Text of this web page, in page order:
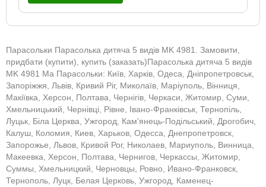
Парасольки Парасолька дитяча 5 видів MK 4981. Замовити,
придбати (купити), купить (заказать)Парасолька дитяча 5 видів
MK 4981 Ма Парасольки: Київ, Харків, Одеса, Дніпропетровськ,
Запоріжжя, Львів, Кривий Ріг, Миколаїв, Маріуполь, Вінниця,
Макіївка, Херсон, Полтава, Чернігів, Черкаси, Житомир, Суми,
Хмельницький, Чернівці, Рівне, Івано-Франківськ, Тернопіль,
Луцьк, Біла Церква, Ужгород, Кам'янець-Подільський, Дрогобич,
Калуш, Коломия, Киев, Харьков, Одесса, Днепропетровск,
Запорожье, Львов, Кривой Рог, Николаев, Мариуполь, Винница,
Макеевка, Херсон, Полтава, Чернигов, Черкассы, Житомир,
Суммы, Хмельницкий, Черновцы, Ровно, Ивано-Франковск,
Тернополь, Луцк, Белая Церковь, Ужгород, Каменец-